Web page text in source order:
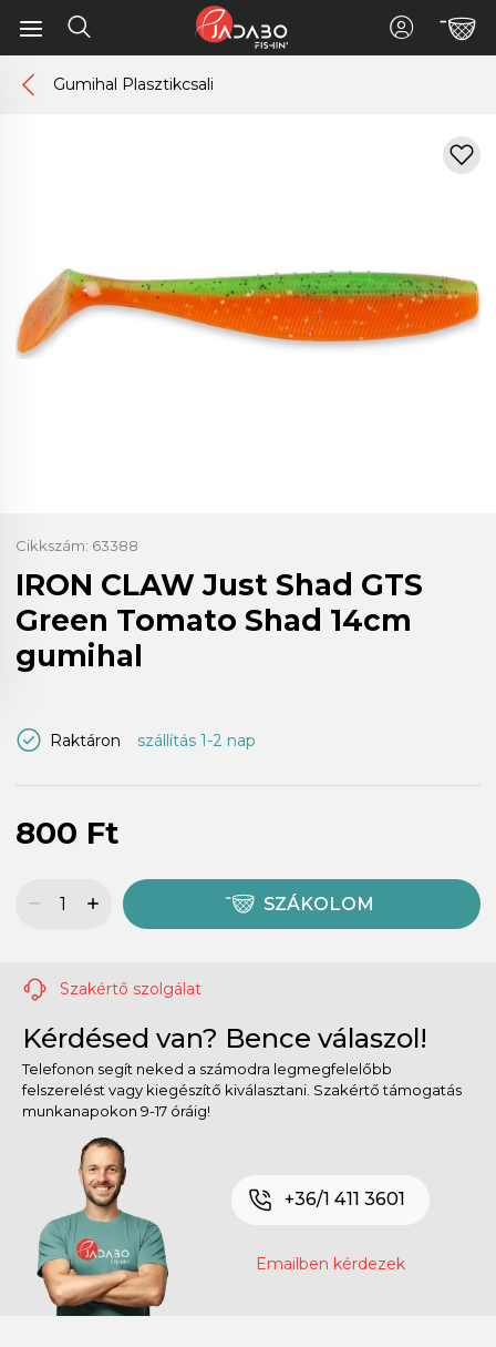
Gumihal Plasztikcsali
Cikkszám: 63388
IRON CLAW Just Shad GTS
Green Tomato Shad 14cm
gumihal
Raktáron szállítás 1-2 nap
800 Ft
SZÁKOLOM
Szakértő szolgálat
Kérdésed van? Bence válaszol!
Telefonon segít neked a számodra legmegfelelőbb
felszerelést vagy kiegészítő kiválasztani. Szakértő támogatás
munkanapokon 9-17 óráig!
+36/1 411 3601
Emailben kérdezek